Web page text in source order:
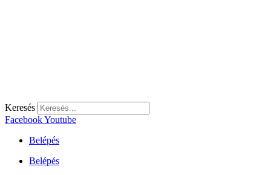
Keresés
FacebookYoutube
Belépés
Belépés